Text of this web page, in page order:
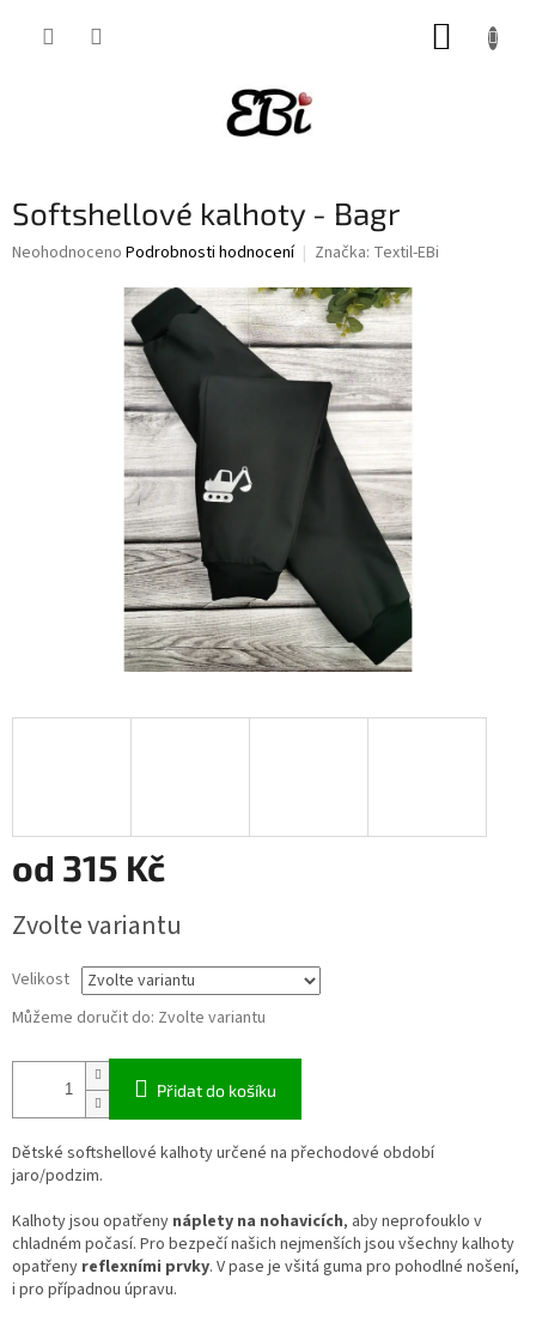
Softshellové kalhoty - Bagr
Průměrné
Neohodnoceno Podrobnosti hodnocení Značka: Textil-EBi
od 315 Kč
cena:
Zvolte variantu
Velikost
Můžeme doručit do: Zvolte variantu
Přidat do košíku
Dětské softshellové kalhoty určené na přechodové období
jaro/podzim.
Kalhoty jsou opatřeny náplety na nohavicích, aby neprofouklo v
chladném počasí. Pro bezpečí našich nejmenších jsou všechny kalhoty
opatřeny reflexními prvky. V pase je všitá guma pro pohodlné nošení,
i pro případnou úpravu.